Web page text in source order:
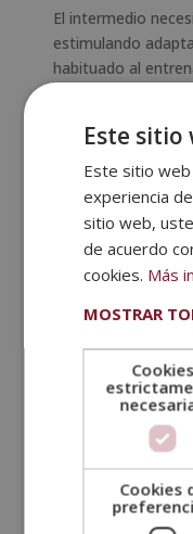
El intermedio
estimulando
habituado al
musculares o
inferior o una
puedes añadir
musculares que
trabajo
gestión
Los avanzados
porque el margen
responde solo a
específicos. Pero
mejor la fatiga
En este nivel, las
(con menor
Este sitio
Este sitio
experiencia
sitio web,
de acuerdo
cookies. Más
MOSTRAR
Cookies
Cookies